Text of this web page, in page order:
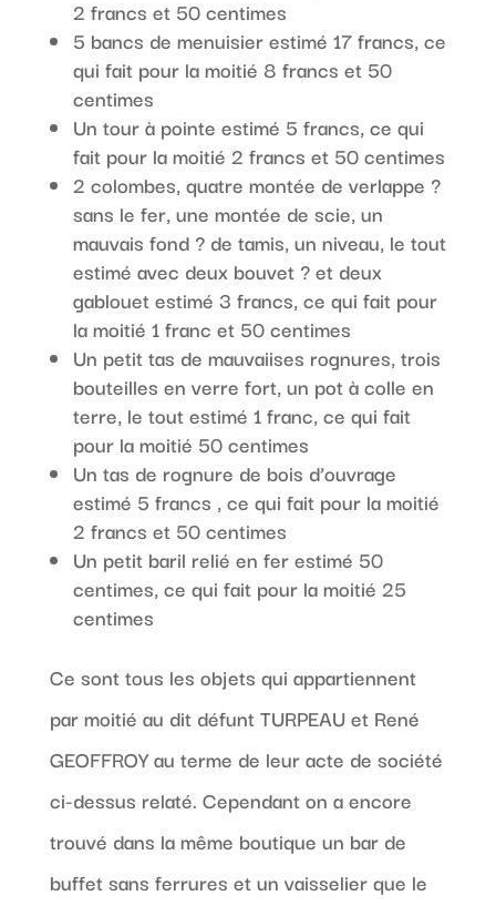
2 francs et 50 centimes
5 bancs de menuisier estimé 17 francs, ce
qui fait pour la moitié 8 francs et 50
centimes
Un tour à pointe estimé 5 francs, ce qui
fait pour la moitié 2 francs et 50 centimes
2 colombes, quatre montée de verlappe ?
sans le fer, une montée de scie, un
mauvais fond ? de tamis, un niveau, le tout
estimé avec deux bouvet ? et deux
gablouet estimé 3 francs, ce qui fait pour
la moitié 1 franc et 50 centimes
Un petit tas de mauvaiises rognures, trois
bouteilles en verre fort, un pot à colle en
terre, le tout estimé 1 franc, ce qui fait
pour la moitié 50 centimes
Un tas de rognure de bois d’ouvrage
estimé 5 francs , ce qui fait pour la moitié
2 francs et 50 centimes
Un petit baril relié en fer estimé 50
centimes, ce qui fait pour la moitié 25
centimes
Ce sont tous les objets qui appartiennent
par moitié au dit défunt TURPEAU et René
GEOFFROY au terme de leur acte de société
ci-dessus relaté. Cependant on a encore
trouvé dans la même boutique un bar de
buffet sans ferrures et un vaisselier que le